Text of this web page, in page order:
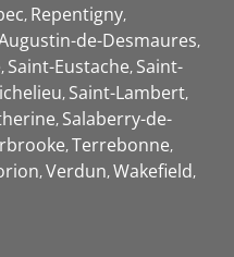
Repentigny
de-Desmaures
Saint-Eustache Saint-
Saint-Lambert
Salaberry-de-
Terrebonne
Verdun Wakefield